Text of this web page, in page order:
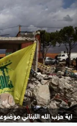
اية حزب الله اللبناني